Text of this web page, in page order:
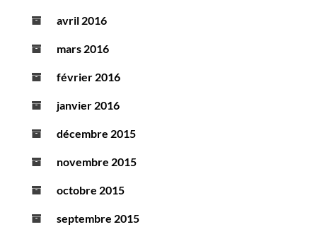
avril 2016
mars 2016
février 2016
janvier 2016
décembre 2015
novembre 2015
octobre 2015
septembre 2015